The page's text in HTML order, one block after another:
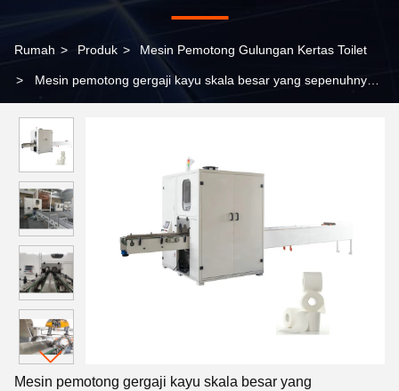
Rumah > Produk > Mesin Pemotong Gulungan Kertas Toilet
> Mesin pemotong gergaji kayu skala besar yang sepenuhnya
Mesin pemotong gergaji kayu skala besar yang